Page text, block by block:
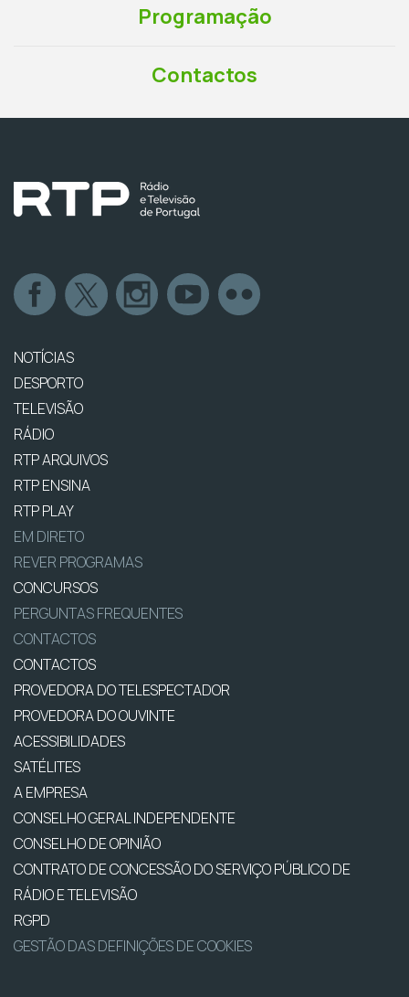
Programação
Contactos
NOTÍCIAS
DESPORTO
TELEVISÃO
RÁDIO
RTP ARQUIVOS
RTP ENSINA
RTP PLAY
EM DIRETO
REVER PROGRAMAS
CONCURSOS
PERGUNTAS FREQUENTES
CONTACTOS
CONTACTOS
PROVEDORA DO TELESPECTADOR
PROVEDORA DO OUVINTE
ACESSIBILIDADES
SATÉLITES
A EMPRESA
CONSELHO GERAL INDEPENDENTE
CONSELHO DE OPINIÃO
CONTRATO DE CONCESSÃO DO SERVIÇO PÚBLICO DE
RÁDIO E TELEVISÃO
RGPD
GESTÃO DAS DEFINIÇÕES DE COOKIES